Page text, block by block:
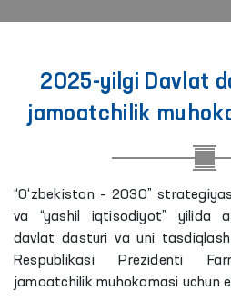
2025-yilgi Davlat
jamoatchilik
“O‘zbekiston – 2030”
va “yashil iqtisodiyot” yilida
davlat dasturi va uni tasdiqlash
Respublikasi Prezidenti
jamoatchilik muhokamasi uchun